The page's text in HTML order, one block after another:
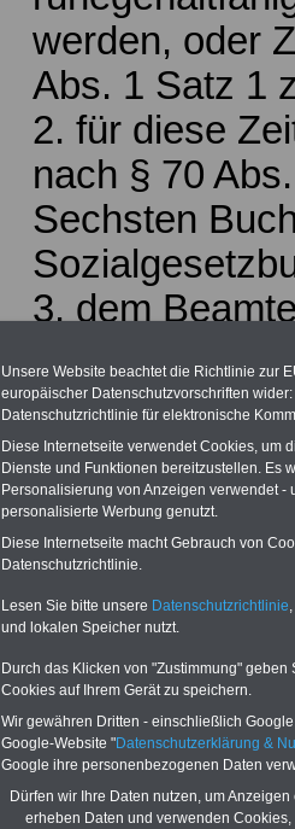
werden, oder
Abs. 1 Satz 1
2. für diese
nach § 70
Sechsten
3. dem
50a Abs. 3
Der
wird nicht für
die ein
zusteht.
(2) Die Höhe
entspricht für
Monat, in dem
Unsere Website beachtet die Richtlinie zur
europäischer Datenschutzvorschriften
Datenschutzrichtlinie für elektronische
Diese Internetseite verwendet Cookies, um
Dienste und Funktionen bereitzustellen. Es
Personalisierung von Anzeigen verwendet
personalisierte Werbung genutzt.
Diese Internetseite macht Gebrauch von
Datenschutzrichtlinie.
Lesen Sie bitte unsere Datenschutzrichtlinie
und lokalen Speicher nutzt.
Durch das Klicken von "Zustimmung"
Cookies auf Ihrem Gerät zu speichern.
Wir gewähren Dritten - einschließlich
Google-Website "Datenschutzerklärung &
Google ihre personenbezogenen Daten
Dürfen wir Ihre Daten nutzen, um
erheben Daten und verwenden